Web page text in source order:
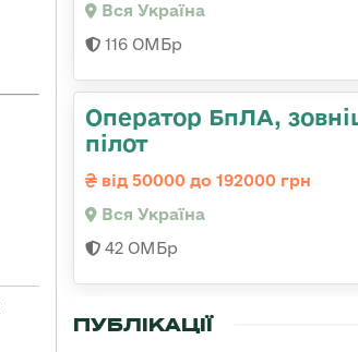
Вся Україна
116 ОМБр
Оператор БпЛА,
пілот
від 50000 до 192000 грн
Вся Україна
42 ОМБр
ПУБЛІКАЦІЇ